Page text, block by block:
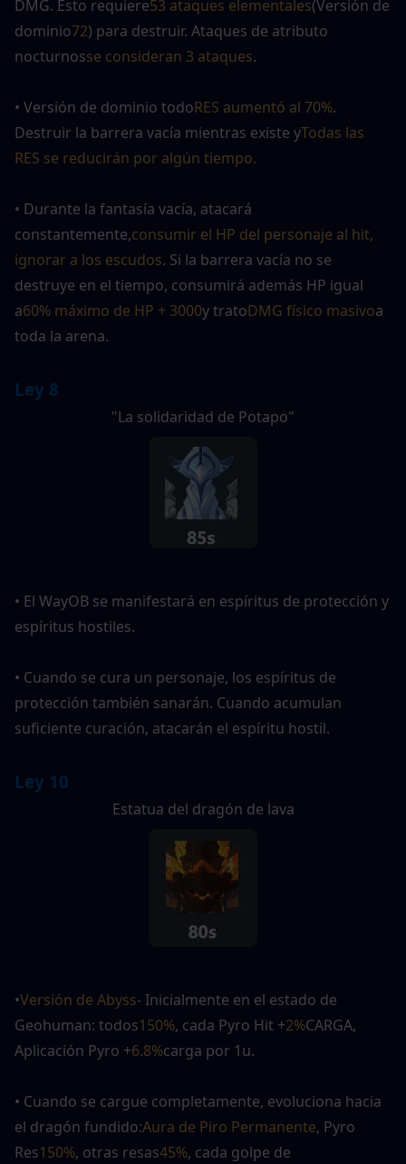
DMG. Esto requiere53 ataques elementales(Versión de
dominio72) para destruir. Ataques de atributo
nocturnosse consideran 3 ataques.
• Versión de dominio todoRES aumentó al 70%.
Destruir la barrera vacía mientras existe yTodas las
RES se reducirán por algún tiempo.
• Durante la fantasía vacía, atacará
constantemente,consumir el HP del personaje al hit,
ignorar a los escudos. Si la barrera vacía no se
destruye en el tiempo, consumirá además HP igual
a60% máximo de HP + 3000y tratoDMG físico masivoa
toda la arena.
Ley 8
"La solidaridad de Potapo"
• El WayOB se manifestará en espíritus de protección y
espíritus hostiles.
• Cuando se cura un personaje, los espíritus de
protección también sanarán. Cuando acumulan
suficiente curación, atacarán el espíritu hostil.
Ley 10
Estatua del dragón de lava
•Versión de Abyss- Inicialmente en el estado de
Geohuman: todos150%, cada Pyro Hit +2%CARGA,
Aplicación Pyro +6.8%carga por 1u.
• Cuando se cargue completamente, evoluciona hacia
el dragón fundido:Aura de Piro Permanente, Pyro
Res150%, otras resas45%, cada golpe de